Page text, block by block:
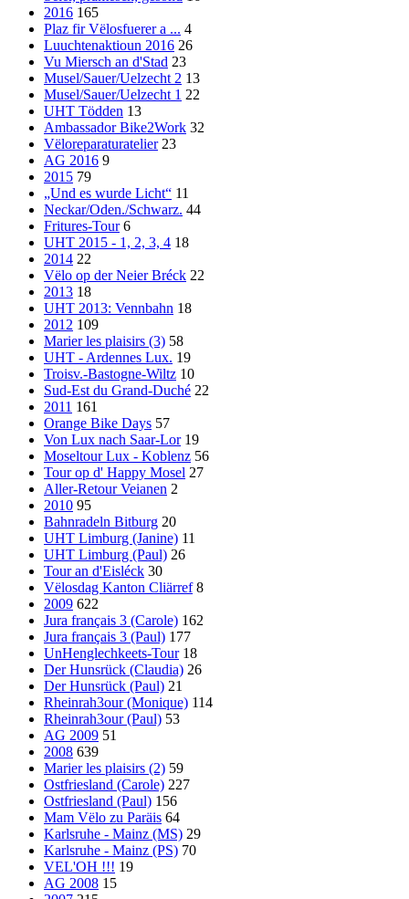
2016 165
Plaz fir Vëlosfuerer a ... 4
Luuchtenaktioun 2016 26
Vu Miersch an d'Stad 23
Musel/Sauer/Uelzecht 2 13
Musel/Sauer/Uelzecht 1 22
UHT Tödden 13
Ambassador Bike2Work 32
Vëloreparaturatelier 23
AG 2016 9
2015 79
„Und es wurde Licht“ 11
Neckar/Oden./Schwarz. 44
Fritures-Tour 6
UHT 2015 - 1, 2, 3, 4 18
2014 22
Vëlo op der Neier Bréck 22
2013 18
UHT 2013: Vennbahn 18
2012 109
Marier les plaisirs (3) 58
UHT - Ardennes Lux. 19
Troisv.-Bastogne-Wiltz 10
Sud-Est du Grand-Duché 22
2011 161
Orange Bike Days 57
Von Lux nach Saar-Lor 19
Moseltour Lux - Koblenz 56
Tour op d' Happy Mosel 27
Aller-Retour Veianen 2
2010 95
Bahnradeln Bitburg 20
UHT Limburg (Janine) 11
UHT Limburg (Paul) 26
Tour an d'Eisléck 30
Vëlosdag Kanton Cliärref 8
2009 622
Jura français 3 (Carole) 162
Jura français 3 (Paul) 177
UnHenglechkeets-Tour 18
Der Hunsrück (Claudia) 26
Der Hunsrück (Paul) 21
Rheinrah3our (Monique) 114
Rheinrah3our (Paul) 53
AG 2009 51
2008 639
Marier les plaisirs (2) 59
Ostfriesland (Carole) 227
Ostfriesland (Paul) 156
Mam Vëlo zu Paräis 64
Karlsruhe - Mainz (MS) 29
Karlsruhe - Mainz (PS) 70
VEL'OH !!! 19
AG 2008 15